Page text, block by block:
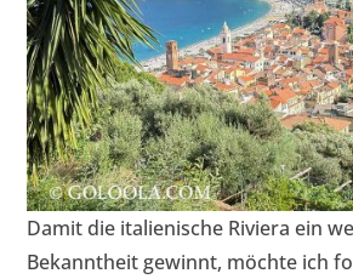
Damit die italienische Riviera ein
Bekanntheit gewinnt, möchte ich